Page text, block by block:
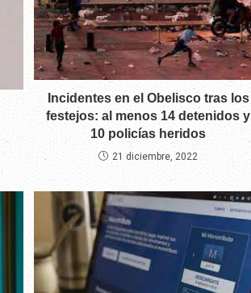
Incidentes en el Obelisco tras los
festejos: al menos 14 detenidos y
10 policías heridos
21 diciembre, 2022